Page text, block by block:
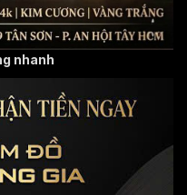
nhanh